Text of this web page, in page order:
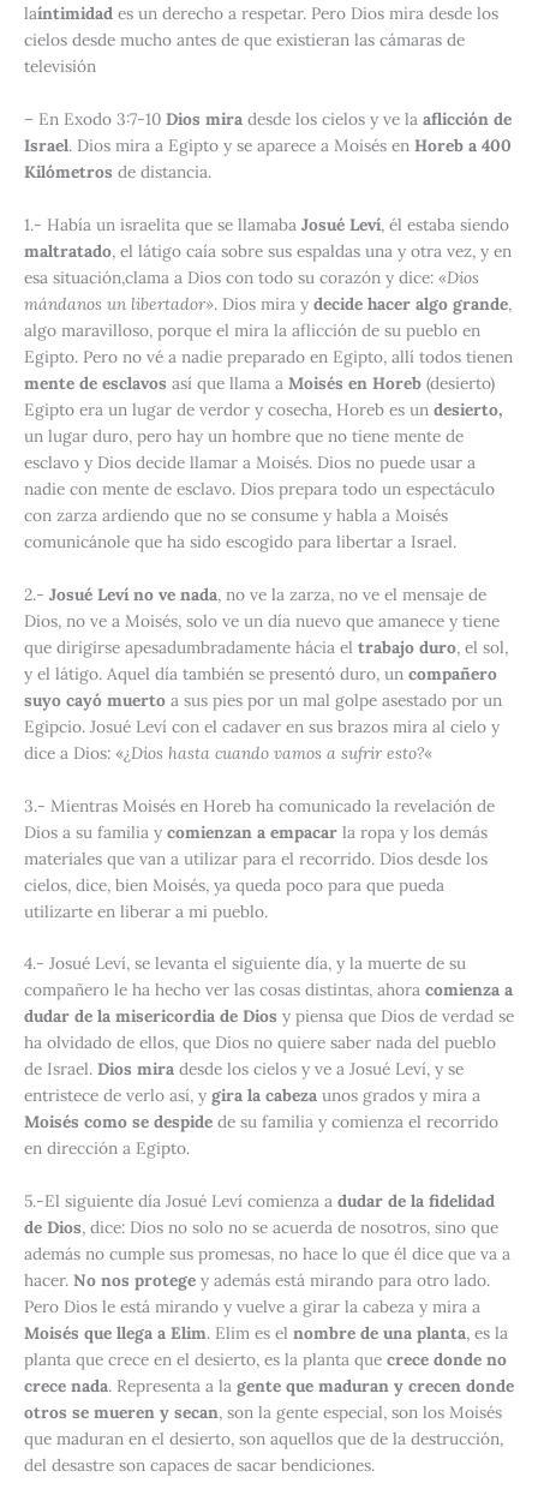
laíntimidad es un derecho a respetar. Pero Dios mira desde los
cielos desde mucho antes de que existieran las cámaras de
televisión
– En Exodo 3:7-10 Dios mira desde los cielos y ve la aflicción de
Israel. Dios mira a Egipto y se aparece a Moisés en Horeb a 400
Kilómetros de distancia.
1.- Había un israelita que se llamaba Josué Leví, él estaba siendo
maltratado, el látigo caía sobre sus espaldas una y otra vez, y en
esa situación,clama a Dios con todo su corazón y dice: «Dios
mándanos un libertador». Dios mira y decide hacer algo grande,
algo maravilloso, porque el mira la aflicción de su pueblo en
Egipto. Pero no vé a nadie preparado en Egipto, allí todos tienen
mente de esclavos así que llama a Moisés en Horeb (desierto)
Egipto era un lugar de verdor y cosecha, Horeb es un desierto,
un lugar duro, pero hay un hombre que no tiene mente de
esclavo y Dios decide llamar a Moisés. Dios no puede usar a
nadie con mente de esclavo. Dios prepara todo un espectáculo
con zarza ardiendo que no se consume y habla a Moisés
comunicánole que ha sido escogido para libertar a Israel.
2.- Josué Leví no ve nada, no ve la zarza, no ve el mensaje de
Dios, no ve a Moisés, solo ve un día nuevo que amanece y tiene
que dirigirse apesadumbradamente hácia el trabajo duro, el sol,
y el látigo. Aquel día también se presentó duro, un compañero
suyo cayó muerto a sus pies por un mal golpe asestado por un
Egipcio. Josué Leví con el cadaver en sus brazos mira al cielo y
dice a Dios: «¿Dios hasta cuando vamos a sufrir esto?«
3.- Mientras Moisés en Horeb ha comunicado la revelación de
Dios a su familia y comienzan a empacar la ropa y los demás
materiales que van a utilizar para el recorrido. Dios desde los
cielos, dice, bien Moisés, ya queda poco para que pueda
utilizarte en liberar a mi pueblo.
4.- Josué Leví, se levanta el siguiente día, y la muerte de su
compañero le ha hecho ver las cosas distintas, ahora comienza a
dudar de la misericordia de Dios y piensa que Dios de verdad se
ha olvidado de ellos, que Dios no quiere saber nada del pueblo
de Israel. Dios mira desde los cielos y ve a Josué Leví, y se
entristece de verlo así, y gira la cabeza unos grados y mira a
Moisés como se despide de su familia y comienza el recorrido
en dirección a Egipto.
5.-El siguiente día Josué Leví comienza a dudar de la fidelidad
de Dios, dice: Dios no solo no se acuerda de nosotros, sino que
además no cumple sus promesas, no hace lo que él dice que va a
hacer. No nos protege y además está mirando para otro lado.
Pero Dios le está mirando y vuelve a girar la cabeza y mira a
Moisés que llega a Elim. Elim es el nombre de una planta, es la
planta que crece en el desierto, es la planta que crece donde no
crece nada. Representa a la gente que maduran y crecen donde
otros se mueren y secan, son la gente especial, son los Moisés
que maduran en el desierto, son aquellos que de la destrucción,
del desastre son capaces de sacar bendiciones.